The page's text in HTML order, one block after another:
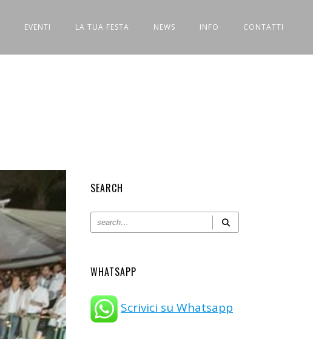
EVENTI LA TUA FESTA NEWS INFO CONTATTI
SEARCH
WHATSAPP
Scrivici su Whatsapp